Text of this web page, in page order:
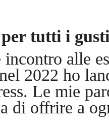
tutti i
incontro alle
2022 ho
Le mie
di offrire a